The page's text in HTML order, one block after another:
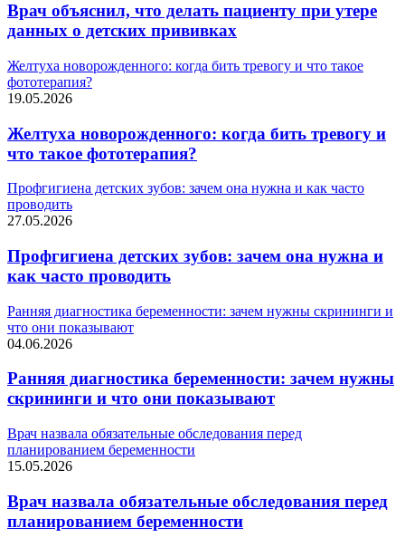
Врач объяснил, что делать пациенту при утере
данных о детских прививках
Желтуха новорожденного: когда бить тревогу и что такое
фототерапия?
19.05.2026
Желтуха новорожденного: когда бить тревогу и
что такое фототерапия?
Профгигиена детских зубов: зачем она нужна и как часто
проводить
27.05.2026
Профгигиена детских зубов: зачем она нужна и
как часто проводить
Ранняя диагностика беременности: зачем нужны скрининги и
что они показывают
04.06.2026
Ранняя диагностика беременности: зачем нужны
скрининги и что они показывают
Врач назвала обязательные обследования перед
планированием беременности
15.05.2026
Врач назвала обязательные обследования перед
планированием беременности